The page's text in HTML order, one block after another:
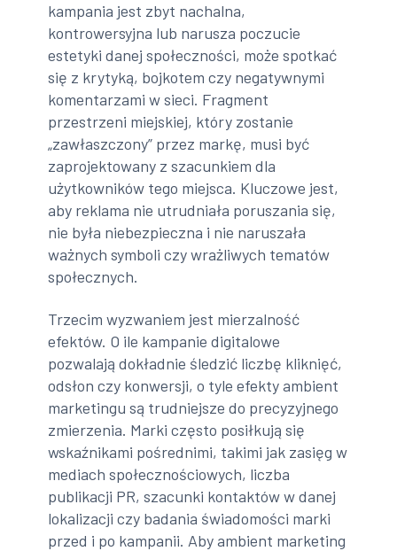
kampania jest zbyt nachalna,
kontrowersyjna lub narusza poczucie
estetyki danej społeczności, może spotkać
się z krytyką, bojkotem czy negatywnymi
komentarzami w sieci. Fragment
przestrzeni miejskiej, który zostanie
„zawłaszczony” przez markę, musi być
zaprojektowany z szacunkiem dla
użytkowników tego miejsca. Kluczowe jest,
aby reklama nie utrudniała poruszania się,
nie była niebezpieczna i nie naruszała
ważnych symboli czy wrażliwych tematów
społecznych.
Trzecim wyzwaniem jest mierzalność
efektów. O ile kampanie digitalowe
pozwalają dokładnie śledzić liczbę kliknięć,
odsłon czy konwersji, o tyle efekty ambient
marketingu są trudniejsze do precyzyjnego
zmierzenia. Marki często posiłkują się
wskaźnikami pośrednimi, takimi jak zasięg w
mediach społecznościowych, liczba
publikacji PR, szacunki kontaktów w danej
lokalizacji czy badania świadomości marki
przed i po kampanii. Aby ambient marketing